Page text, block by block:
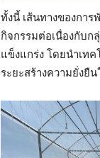
ทั้งนี้ เส้นทางของกา
กิจกรรมต่อเนื่องกับก
แข็งแกร่ง โดยนำเท
ระยะสร้างความยั่งยื